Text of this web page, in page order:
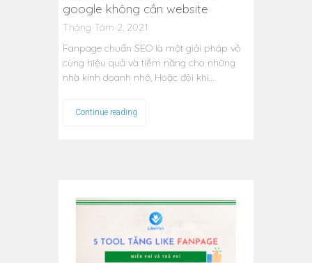
google không cần website
Tháng Tám 2, 2021
Fanpage chuẩn SEO là một giải pháp vô
cùng hiệu quả và tiềm năng cho những
nhà kinh doanh nhỏ, Hoặc đôi khi…
Continue reading